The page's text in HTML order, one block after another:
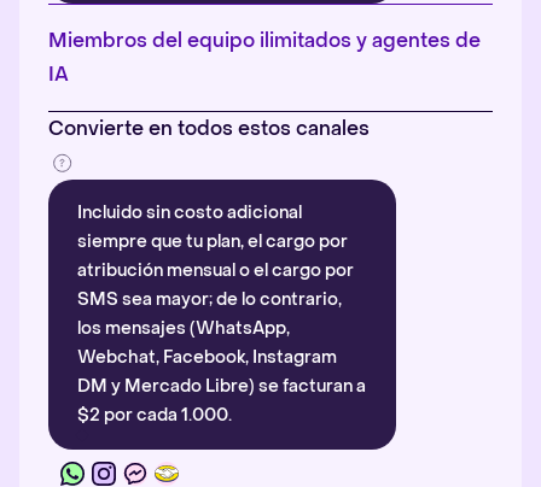
Más información
Miembros del equipo ilimitados y agentes de
IA
Convierte en todos estos canales
Incluido sin costo adicional
siempre que tu plan, el cargo por
atribución mensual o el cargo por
SMS sea mayor; de lo contrario,
los mensajes (WhatsApp,
Webchat, Facebook, Instagram
DM y Mercado Libre) se facturan a
$2 por cada 1.000.